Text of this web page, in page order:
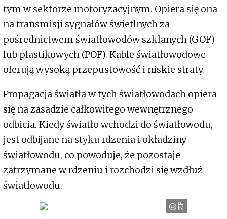
tym w sektorze motoryzacyjnym. Opiera się ona
na transmisji sygnałów świetlnych za
pośrednictwem światłowodów szklanych (GOF)
lub plastikowych (POF). Kable światłowodowe
oferują wysoką przepustowość i niskie straty.
Propagacja światła w tych światłowodach opiera
się na zasadzie całkowitego wewnętrznego
odbicia. Kiedy światło wchodzi do światłowodu,
jest odbijane na styku rdzenia i okładziny
światłowodu, co powoduje, że pozostaje
zatrzymane w rdzeniu i rozchodzi się wzdłuż
światłowodu.
ZF